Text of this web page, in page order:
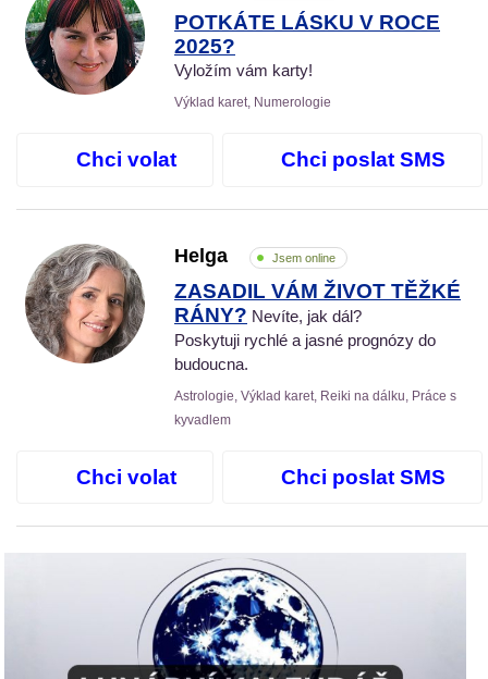
POTKÁTE LÁSKU V ROCE
2025?
Vyložím vám karty!
Výklad karet, Numerologie
Chci volat Chci poslat SMS
Helga Jsem online
ZASADIL VÁM ŽIVOT TĚŽKÉ
RÁNY? Nevíte, jak dál?
Poskytuji rychlé a jasné prognózy do
budoucna.
Astrologie, Výklad karet, Reiki na dálku, Práce s
kyvadlem
Chci volat Chci poslat SMS